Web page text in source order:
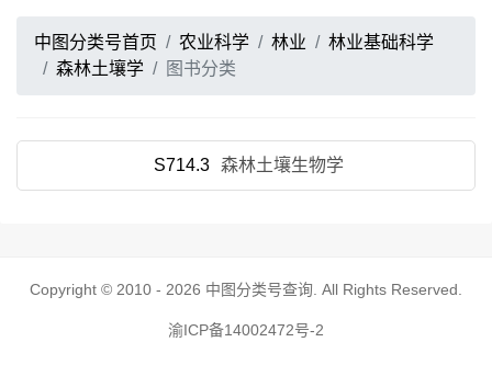
中图分类号首页 农业科学 林业
林业基础科学
森林土壤学
图书分类
S714.3 森林土壤生物学
Copyright © 2010 - 2026 中图分类号查询 . All Rights Reserved.
渝ICP备14002472号-2